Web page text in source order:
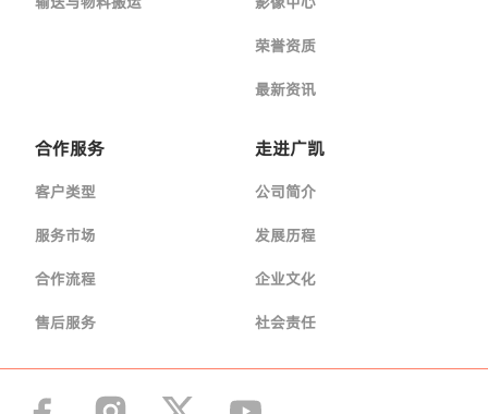
荣誉资质
最新资讯
合作服务
客户类型
服务市场
合作流程
售后服务
走进广凯
公司简介
发展历程
企业文化
社会责任